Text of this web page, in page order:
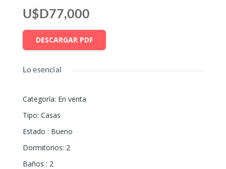
U$D77,000
DESCARGAR PDF
Lo esencial
Categoría: En venta
Tipo: Casas
Estado : Bueno
Dormitorios: 2
Baños : 2